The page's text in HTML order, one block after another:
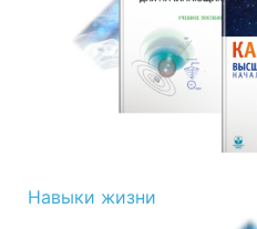
Навыки жизни